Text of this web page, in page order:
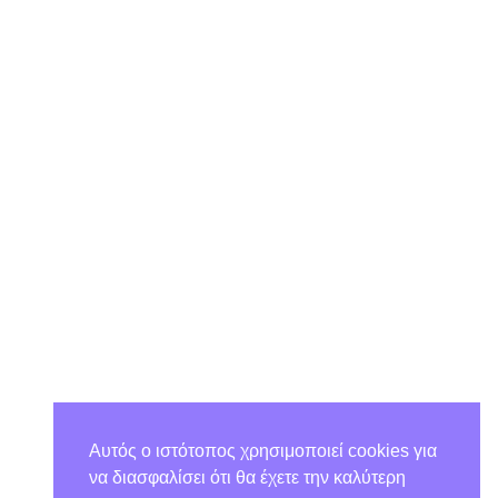
Αυτός ο ιστότοπος χρησιμοποιεί cookies για
να διασφαλίσει ότι θα έχετε την καλύτερη